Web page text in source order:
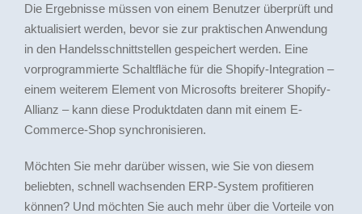
Die Ergebnisse müssen von einem Benutzer überprüft und
aktualisiert werden, bevor sie zur praktischen Anwendung
in den Handelsschnittstellen gespeichert werden. Eine
vorprogrammierte Schaltfläche für die Shopify-Integration –
einem weiterem Element von Microsofts breiterer Shopify-
Allianz – kann diese Produktdaten dann mit einem E-
Commerce-Shop synchronisieren.
Möchten Sie mehr darüber wissen, wie Sie von diesem
beliebten, schnell wachsenden ERP-System profitieren
können? Und möchten Sie auch mehr über die Vorteile von